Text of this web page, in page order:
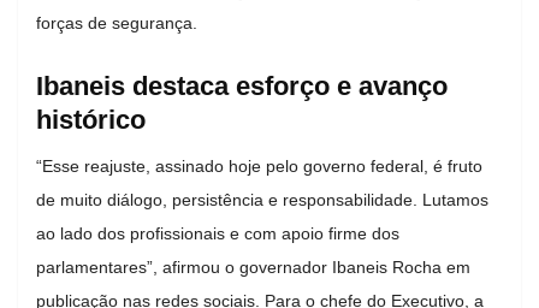
forças de segurança.
Ibaneis destaca esforço e avanço
histórico
“Esse reajuste, assinado hoje pelo governo federal, é fruto
de muito diálogo, persistência e responsabilidade. Lutamos
ao lado dos profissionais e com apoio firme dos
parlamentares”, afirmou o governador Ibaneis Rocha em
publicação nas redes sociais. Para o chefe do Executivo, a